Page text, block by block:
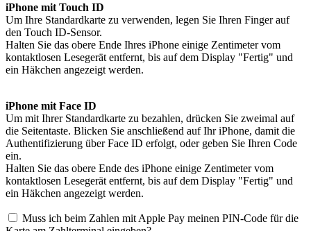
iPhone mit Touch ID
Um Ihre Standardkarte zu verwenden, legen Sie Ihren Finger auf
den Touch ID-Sensor.
Halten Sie das obere Ende Ihres iPhone einige Zentimeter vom
kontaktlosen Lesegerät entfernt, bis auf dem Display "Fertig" und
ein Häkchen angezeigt werden.
iPhone mit Face ID
Um mit Ihrer Standardkarte zu bezahlen, drücken Sie zweimal auf
die Seitentaste. Blicken Sie anschließend auf Ihr iPhone, damit die
Authentifizierung über Face ID erfolgt, oder geben Sie Ihren Code
ein.
Halten Sie das obere Ende des iPhone einige Zentimeter vom
kontaktlosen Lesegerät entfernt, bis auf dem Display "Fertig" und
ein Häkchen angezeigt werden.
Muss ich beim Zahlen mit Apple Pay meinen PIN-Code für die